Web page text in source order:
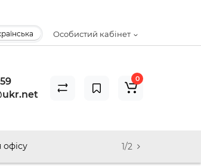
Особистий кабінет
0
офісу 1/2